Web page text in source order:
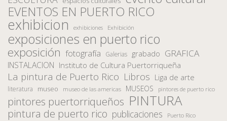
EVENTOS EN PUERTO RICO
exhibicion exhibiciones Exhibición
exposiciones en puerto rico
exposición fotografía Galerias grabado GRAFICA
INSTALACION Instituto de Cultura Puertorriqueña
La pintura de Puerto Rico Libros Liga de arte
literatura museo museo de las americas MUSEOS pintores de puerto rico
pintores puertorriqueños PINTURA
pintura de puerto rico publicaciones Puerto Rico